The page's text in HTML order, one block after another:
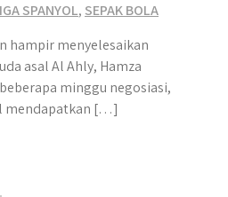
SPANYOL, SEPAK BOLA
hampir menyelesaikan
asal Al Ahly, Hamza
minggu negosiasi,
mendapatkan […]